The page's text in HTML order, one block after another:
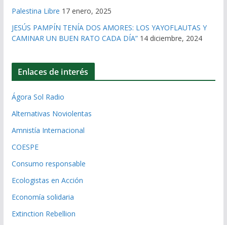
Palestina Libre 17 enero, 2025
JESÚS PAMPÍN TENÍA DOS AMORES: LOS YAYOFLAUTAS Y
CAMINAR UN BUEN RATO CADA DÍA” 14 diciembre, 2024
Enlaces de interés
Ágora Sol Radio
Alternativas Noviolentas
Amnistía Internacional
COESPE
Consumo responsable
Ecologistas en Acción
Economía solidaria
Extinction Rebellion